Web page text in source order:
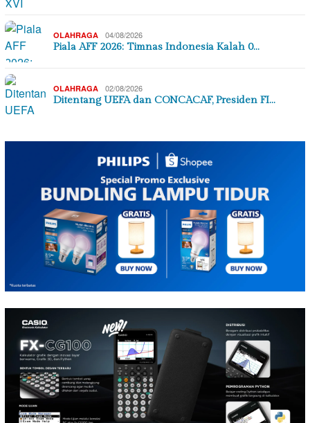
OLAHRAGA 04/08/2026
Piala AFF 2026: Timnas Indonesia Kalah 0…
OLAHRAGA 02/08/2026
Ditentang UEFA dan CONCACAF, Presiden FI…